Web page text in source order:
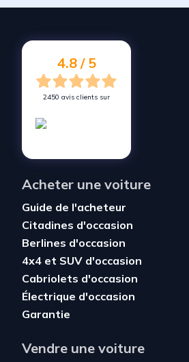
Vendez votre voiture à
4.8 / 5
2450 avis clients sur
Acheter une voiture
Guide de l'acheteur
Citadines d'occasion
Berlines d'occasion
4x4 et SUV d'occasion
Cabriolets d'occasion
Électrique d'occasion
Garantie
Vendre une voiture